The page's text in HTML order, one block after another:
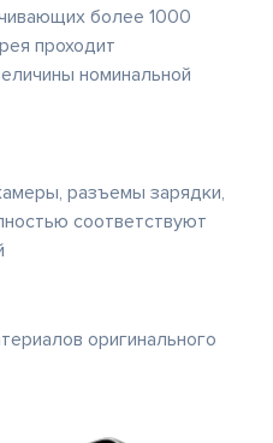
более 1000
проходит
номинальной
разъемы зарядки,
соответствуют
оригинального